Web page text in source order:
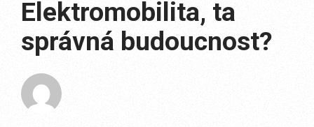
Elektromobilita, ta
správná budoucnost?